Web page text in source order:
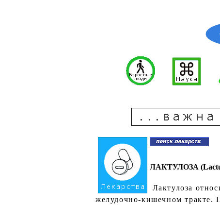
ЛАКТУЛОЗА
Лактулоза
желудочно-кишечном тракте.